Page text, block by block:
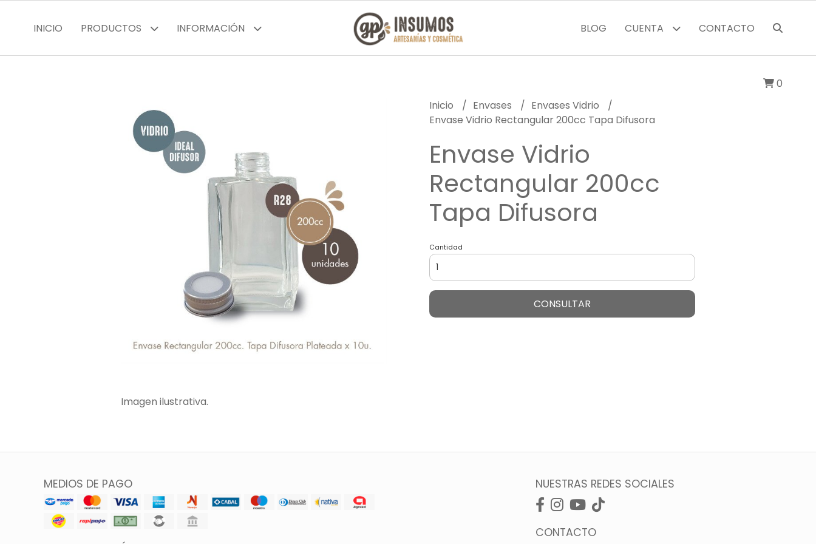
INICIO PRODUCTOS INFORMACIÓN BLOG CUENTA CONTACTO
0
Imagen ilustrativa.
Inicio Envases
Envases Vidrio
Envase Vidrio Rectangular 200cc Tapa Difusora
Envase Vidrio
Rectangular 200cc
Tapa Difusora
Cantidad
CONSULTAR
MEDIOS DE PAGO NUESTRAS REDES SOCIALES
CONTACTO